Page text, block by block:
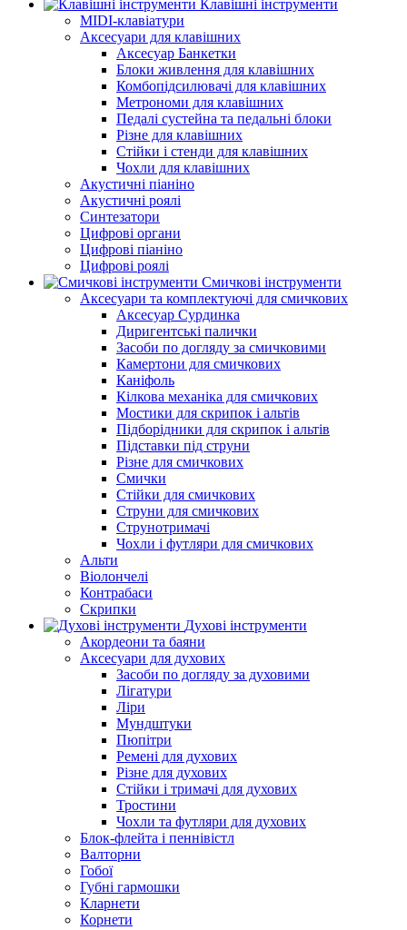
Клавішні інструменти
MIDI-клавіатури
Аксесуари для клавішних
Аксесуар Банкетки
Блоки живлення для клавішних
Комбопідсилювачі для клавішних
Метрономи для клавішних
Педалі сустейна та педальні блоки
Різне для клавішних
Стійки і стенди для клавішних
Чохли для клавішних
Акустичні піаніно
Акустичні роялі
Синтезатори
Цифрові органи
Цифрові піаніно
Цифрові роялі
Смичкові інструменти
Аксесуари та комплектуючі для смичкових
Аксесуар Сурдинка
Диригентські палички
Засоби по догляду за смичковими
Камертони для смичкових
Каніфоль
Кілкова механіка для смичкових
Мостики для скрипок і альтів
Підборiдники для скрипок і альтів
Підставки під струни
Різне для смичкових
Смички
Стійки для смичкових
Струни для смичкових
Струнотримачі
Чохли і футляри для смичкових
Альти
Віолончелі
Контрабаси
Скрипки
Духові інструменти
Акордеони та баяни
Аксесуари для духових
Засоби по догляду за духовими
Лігатури
Ліри
Мундштуки
Пюпітри
Ремені для духових
Різне для духових
Стійки і тримачі для духових
Тростини
Чохли та футляри для духових
Блок-флейта і пеннівістл
Валторни
Гобої
Губні гармошки
Кларнети
Корнети